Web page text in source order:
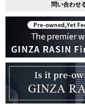
GINZA RASINのプレ
問い合わせ